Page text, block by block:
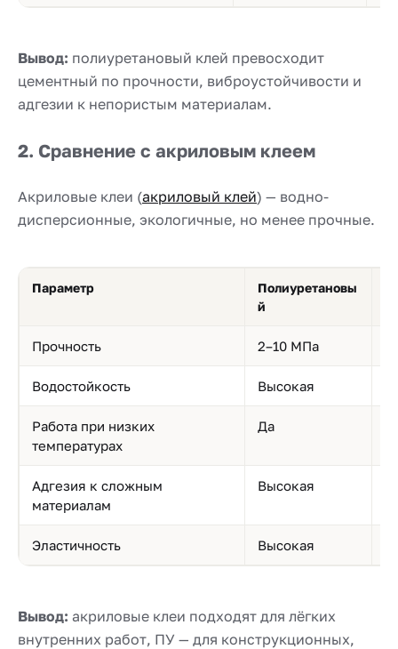
Вывод: полиуретановый клей превосходит
цементный по прочности, виброустойчивости и
адгезии к непористым материалам.
2. Сравнение с акриловым клеем
Акриловые клеи (акриловый клей) — водно-
дисперсионные, экологичные, но менее прочные.
Параметр
Полиуретановы
й
Прочность 2–10 МПа
Водостойкость Высокая
Работа при низких
температурах
Да
Адгезия к сложным
материалам
Высокая
Эластичность Высокая
Вывод: акриловые клеи подходят для лёгких
внутренних работ, ПУ — для конструкционных,